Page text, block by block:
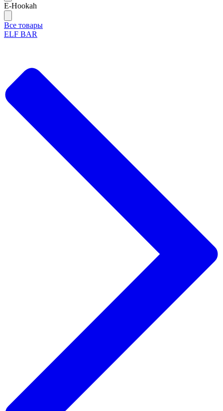
Е-Hookah
Все товары
ELF BAR